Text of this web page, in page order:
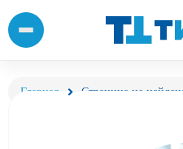
Главная Страница не